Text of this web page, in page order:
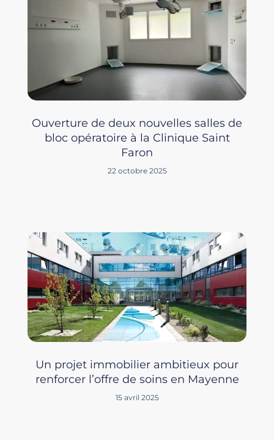
Ouverture de deux nouvelles salles de
bloc opératoire à la Clinique Saint
Faron
22 octobre 2025
Un projet immobilier ambitieux pour
renforcer l’offre de soins en Mayenne
15 avril 2025